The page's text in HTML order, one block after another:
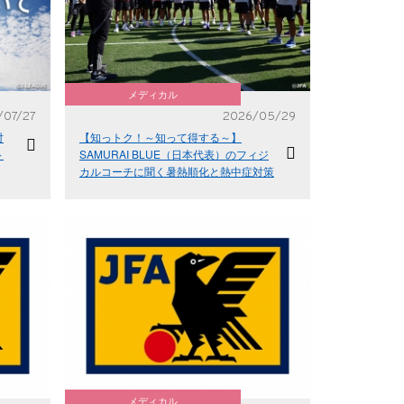
27
メディカル
2026/05/29
【知っトク！～知って得する～】
SAMURAI BLUE（日本代表）のフィジ
カルコーチに聞く暑熱順化と熱中症対策
メディカル